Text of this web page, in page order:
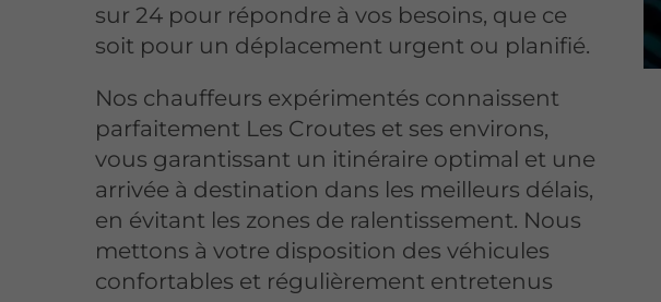
sur 24 pour répondre à vos besoins, que ce
soit pour un déplacement urgent ou planifié.
Nos chauffeurs expérimentés connaissent
parfaitement Les Croutes et ses environs,
vous garantissant un itinéraire optimal et une
arrivée à destination dans les meilleurs délais,
en évitant les zones de ralentissement. Nous
mettons à votre disposition des véhicules
confortables et régulièrement entretenus